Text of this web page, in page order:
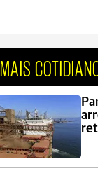
MAIS